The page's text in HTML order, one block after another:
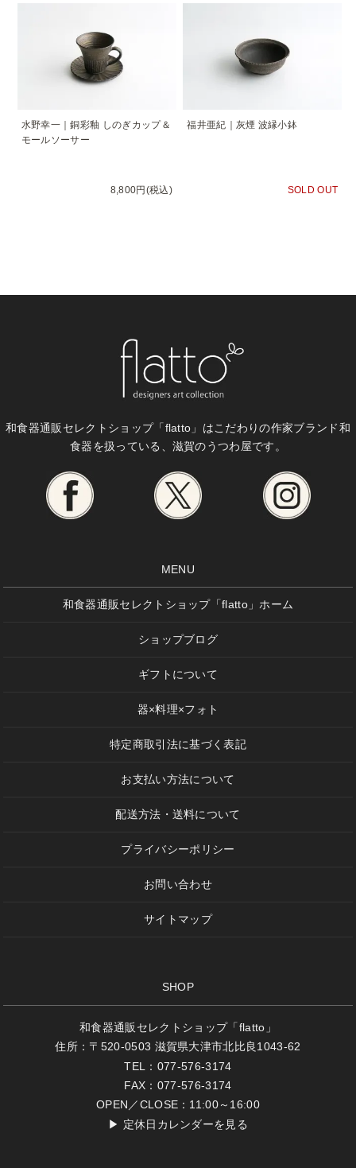
水野幸一｜銅彩釉 しのぎカップ＆
モールソーサー
8,800円(税込)
福井亜紀｜灰煙 波縁小鉢
SOLD OUT
和食器通販セレクトショップ「flatto」はこだわりの作家ブランド和
食器を扱っている、滋賀のうつわ屋です。
MENU
和食器通販セレクトショップ「flatto」ホーム
ショップブログ
ギフトについて
器×料理×フォト
特定商取引法に基づく表記
お支払い方法について
配送方法・送料について
プライバシーポリシー
お問い合わせ
サイトマップ
SHOP
和食器通販セレクトショップ「flatto」
住所：〒520-0503 滋賀県大津市北比良1043-62
TEL：077-576-3174
FAX：077-576-3174
OPEN／CLOSE：11:00～16:00
▶ 定休日カレンダーを見る